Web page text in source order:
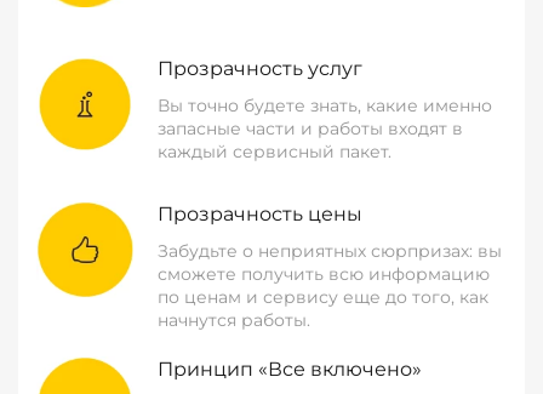
Прозрачность услуг
Вы точно будете знать, какие именно
запасные части и работы входят в
каждый сервисный пакет.
Прозрачность цены
Забудьте о неприятных сюрпризах: вы
сможете получить всю информацию
по ценам и сервису еще до того, как
начнутся работы.
Принцип «Все включено»